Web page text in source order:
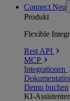
Connect Neu
Produkt
Flexible
Rest API
MCP
Integrationen
Demo buchen
KI-Assistenten